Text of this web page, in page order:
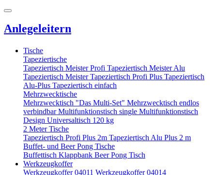
Anlegeleitern
Tische
Tapeziertische
Tapeziertisch Meister Profi Tapeziertisch Meister Alu
Tapeziertisch MeisterTapeziertisch Profi Plus Tapeziertisch
Alu-Plus Tapeziertisch einfach
Mehrzwecktische
Mehrzwecktisch "Das Multi-Set" Mehrzwecktisch endlos
verbindbarMultifunktionstisch single Multifunktionstisch
Design Universaltisch 120 kg
2 Meter Tische
Tapeziertisch Profi Plus 2m Tapeziertisch Alu Plus 2 m
Buffet- und Beer Pong Tische
Buffettisch Klappbank Beer Pong Tisch
Werkzeugkoffer
Werkzeugkoffer 04011 Werkzeugkoffer 04014